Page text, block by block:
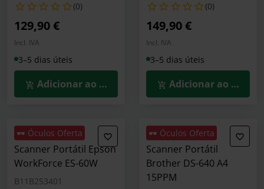
(0)
129,90 €
Incl. IVA
3–5 dias úteis
Adicionar ao Carrinho
(0)
149,90 €
Incl. IVA
3–5 dias úteis
Adicionar ao
🕶️ Óculos Oferta
Scanner Portátil Epson
WorkForce ES-60W
B11B253401
🕶️ Óculos Oferta
Scanner Portátil
Brother DS-640 A4
15PPM